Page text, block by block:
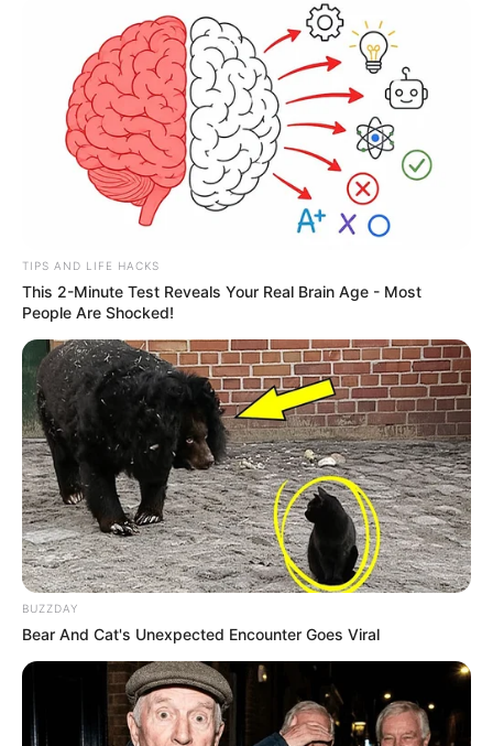
Tweet
PUBLICAÇÕES RELACIONADAS
Notícia
PRÓXIMA MATÉRIA
Prisão? Impeachment? O que
pode acontecer com
governador do DF após
ataques
PUBLICAÇÃO RECENTE
Agente comunitária de saúde
publica livro de romance.
FAÇA O SEU COMENTÁRIO AQUI!
FALE CONOSCO
Nome
TIPS AND LIFE HACKS
This 2-Minute Test Reveals Your Real Brain Age - Most
People Are Shocked!
BUZZDAY
Bear And Cat's Unexpected Encounter Goes Viral